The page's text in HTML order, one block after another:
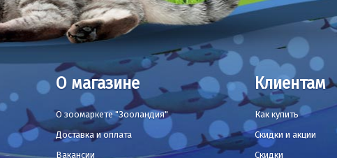
О магазине
О зоомаркете "Зооландия"
Доставка и оплата
Вакансии
Клиентам
Как купить
Скидки и акции
Скидки